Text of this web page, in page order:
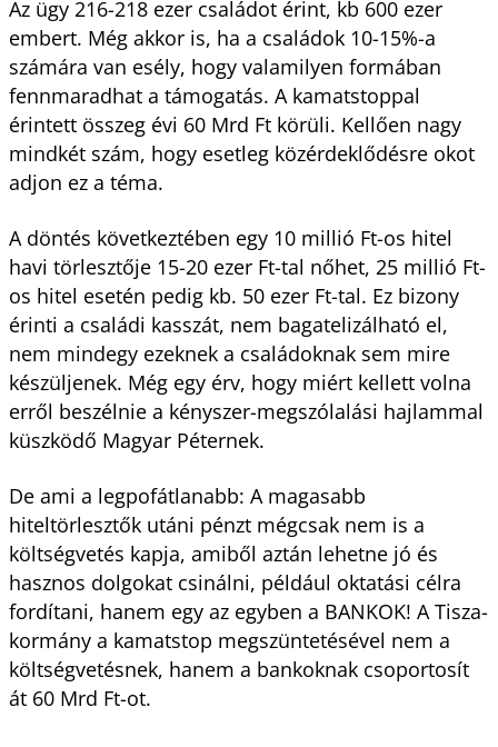
Az ügy 216-218 ezer családot érint, kb 600 ezer
embert. Még akkor is, ha a családok 10-15%-a
számára van esély, hogy valamilyen formában
fennmaradhat a támogatás. A kamatstoppal
érintett összeg évi 60 Mrd Ft körüli. Kellően nagy
mindkét szám, hogy esetleg közérdeklődésre okot
adjon ez a téma.
A döntés következtében egy 10 millió Ft-os hitel
havi törlesztője 15-20 ezer Ft-tal nőhet, 25 millió Ft-
os hitel esetén pedig kb. 50 ezer Ft-tal. Ez bizony
érinti a családi kasszát, nem bagatelizálható el,
nem mindegy ezeknek a családoknak sem mire
készüljenek. Még egy érv, hogy miért kellett volna
erről beszélnie a kényszer-megszólalási hajlammal
küszködő Magyar Péternek.
De ami a legpofátlanabb: A magasabb
hiteltörlesztők utáni pénzt mégcsak nem is a
költségvetés kapja, amiből aztán lehetne jó és
hasznos dolgokat csinálni, például oktatási célra
fordítani, hanem egy az egyben a BANKOK! A Tisza-
kormány a kamatstop megszüntetésével nem a
költségvetésnek, hanem a bankoknak csoportosít
át 60 Mrd Ft-ot.